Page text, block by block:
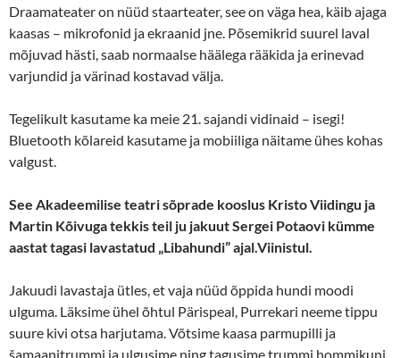
Draamateater on nüüd staarteater, see on väga hea, käib ajaga
kaasas – mikrofonid ja ekraanid jne. Põsemikrid suurel laval
mõjuvad hästi, saab normaalse häälega rääkida ja erinevad
varjundid ja värinad kostavad välja.
Tegelikult kasutame ka meie 21. sajandi vidinaid – isegi!
Bluetooth kõlareid kasutame ja mobiiliga näitame ühes kohas
valgust.
See Akadeemilise teatri sõprade kooslus Kristo Viidingu ja
Martin Kõivuga tekkis teil ju jakuut Sergei Potaovi kümme
aastat tagasi lavastatud „Libahundi” ajal.Viinistul.
Jakuudi lavastaja ütles, et vaja nüüd õppida hundi moodi
ulguma. Läksime ühel õhtul Pärispeal, Purrekari neeme tippu
suure kivi otsa harjutama. Võtsime kaasa parmupilli ja
šamaanitrummi ja ulgusime ning tagusime trummi hommikuni